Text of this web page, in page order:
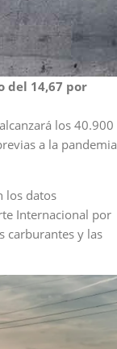
del 14,67 por
los 40.900
a la pandemia
los datos
Internacional por
carburantes y las